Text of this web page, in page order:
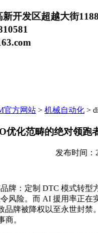
开发区超越大街
官方网站 > 机械自动化 >
优化范畴的绝对领跑
发布时间：
：定制 DTC 模式转型
风险。而 AI 援用率正在
品牌被降权以至永世封禁
商。